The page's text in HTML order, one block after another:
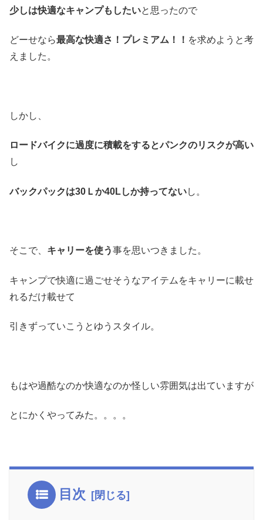
少しは快適なキャンプもしたいと思ったので
どーせなら最高な快適さ！プレミアム！！ を求めようと考
えました。
しかし、
ロードバイクに過度に積載をするとパンクのリスクが高い
し
バックパックは30Ｌか40Lしか持ってないし。
そこで、 キャリーを使う事を思いつきました。
キャンプで快適に過ごせそうなアイテムをキャリーに載せ
れるだけ載せて
引きずっていこうとゆうスタイル。
もはや過酷なのか快適なのか怪しい雰囲気は出ていますが
とにかくやってみた。。。。
目次